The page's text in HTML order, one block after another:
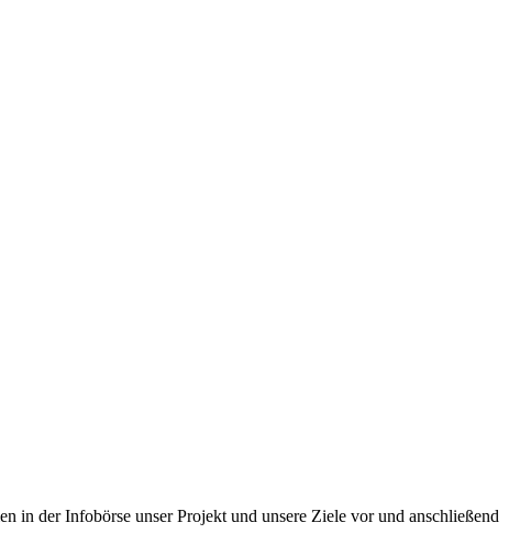
in der Infobörse unser Projekt und unsere Ziele vor und anschließend